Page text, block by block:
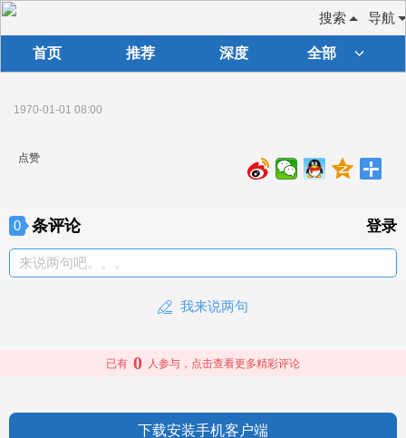
导航
搜索
首页 推荐 深度 全部
1970-01-01 08:00
点赞
0 条评论 登录
来说两句吧。。。
我来说两句
已有 0 人参与，点击查看更多精彩评论
下载安装手机客户端